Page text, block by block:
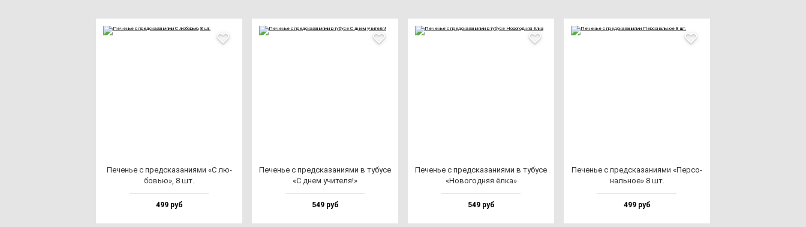
Печенье с пред­ска­за­ни­ями «С лю­
бовью», 8 шт.
499 руб
Печенье с пред­ска­за­ни­ями в ту­бу­се
«С днем учи­те­ля!»
549 руб
Печенье с пред­ска­за­ни­ями в ту­бу­се
«Ново­год­няя ёл­ка»
549 руб
Печенье с пред­ска­за­ни­ями «Пер­со­
наль­ное» 8 шт.
499 руб